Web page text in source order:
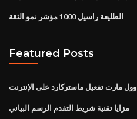
الطليعة راسيل 1000 مؤشر نمو الثقة
Featured Posts
وول مارت تفعيل ماستركارد على الإنترنت
مزايا تقنية شريط التقدم الرسم البياني